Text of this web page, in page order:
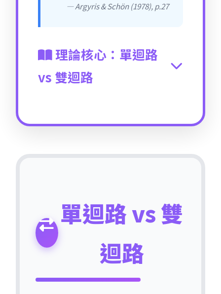
— Argyris & Schön (1978), p.27
理論核心：單迴路
vs 雙迴路
單迴路學習 (Single-Loop
當行動結果與預期不符時，僅
恆溫器：溫度低於設定值就加
熱，高於設定值就降溫，但從
不質疑「為何設定22°C？」
單迴路 vs 雙
迴路